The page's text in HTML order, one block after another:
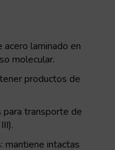
acero laminado en
molecular.
productos de
para transporte de
: mantiene intactas